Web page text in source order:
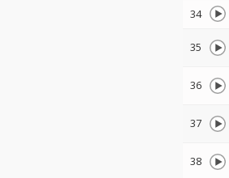
34
35
36
37
38